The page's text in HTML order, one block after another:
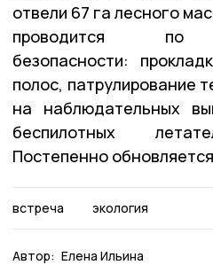
отвели 67 га лесного
проводится по
безопасности:
полос, патрулирование
на наблюдательных
беспилотных
Постепенно
встреча экология
Автор: Елена Ильина